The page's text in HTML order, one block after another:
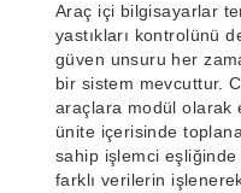
Araç içi bilgisayarlar
yastıkları kontrolünü
güven unsuru her
bir sistem mevcuttur.
araçlara modül olarak
ünite içerisinde
sahip işlemci eşliğinde
farklı verilerin